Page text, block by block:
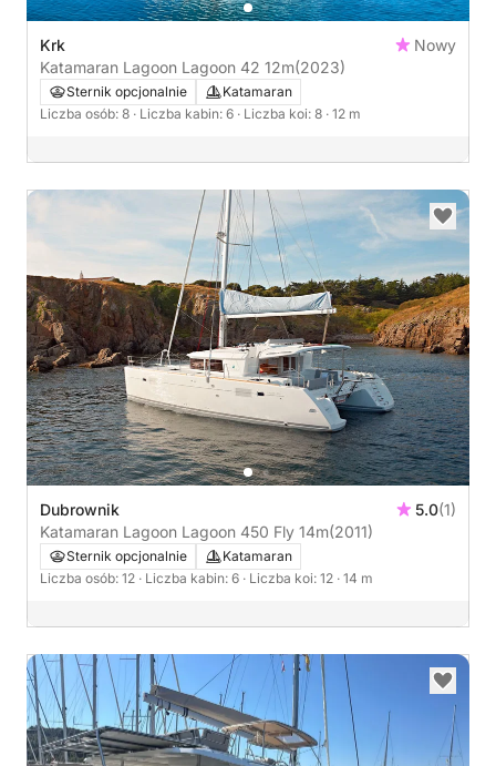
Krk
Nowy
Katamaran Lagoon Lagoon 42 12m(2023)
Sternik opcjonalnie
Katamaran
Liczba osób: 8 · Liczba kabin: 6 · Liczba koi: 8 · 12 m
Dubrownik 5.0(1)
Katamaran Lagoon Lagoon 450 Fly 14m(2011)
Sternik opcjonalnie
Katamaran
Liczba osób: 12 · Liczba kabin: 6 · Liczba koi: 12 · 14 m